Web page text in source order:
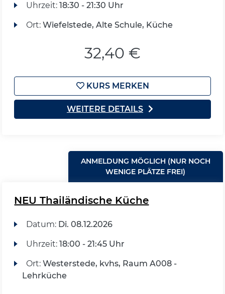
Uhrzeit: 18:30 - 21:30 Uhr
Ort: Wiefelstede, Alte Schule, Küche
32,40 €
KURS MERKEN
WEITERE DETAILS
ANMELDUNG MÖGLICH (NUR NOCH
WENIGE PLÄTZE FREI)
NEU Thailändische Küche
Datum: Di. 08.12.2026
Uhrzeit: 18:00 - 21:45 Uhr
Ort: Westerstede, kvhs, Raum A008 -
Lehrküche